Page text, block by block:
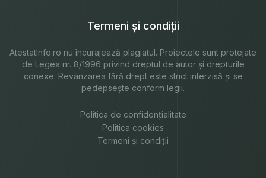
Termeni și condiții
AtestatInfo.ro nu încurajează plagiatul. Proiectele sunt protejate
de Legea nr. 8/1996 privind dreptul de autor și drepturile
conexe. Revânzarea fără drept este strict interzisă și se
pedepsește conform legii.
Politica de confidențialitate
Politica cookies
Termeni și condiții